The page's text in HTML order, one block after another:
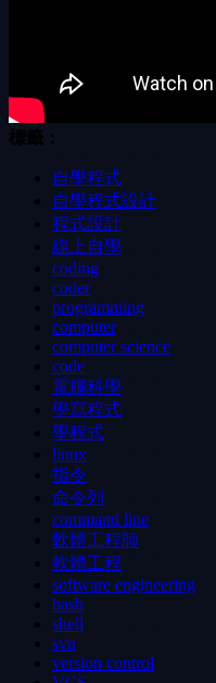
標籤：
自學程式
自學程式設計
程式設計
線上自學
coding
coder
programming
computer
computer science
code
電腦科學
學寫程式
學程式
linux
指令
命令列
command line
軟體工程師
軟體工程
software engineering
bash
shell
svn
version control